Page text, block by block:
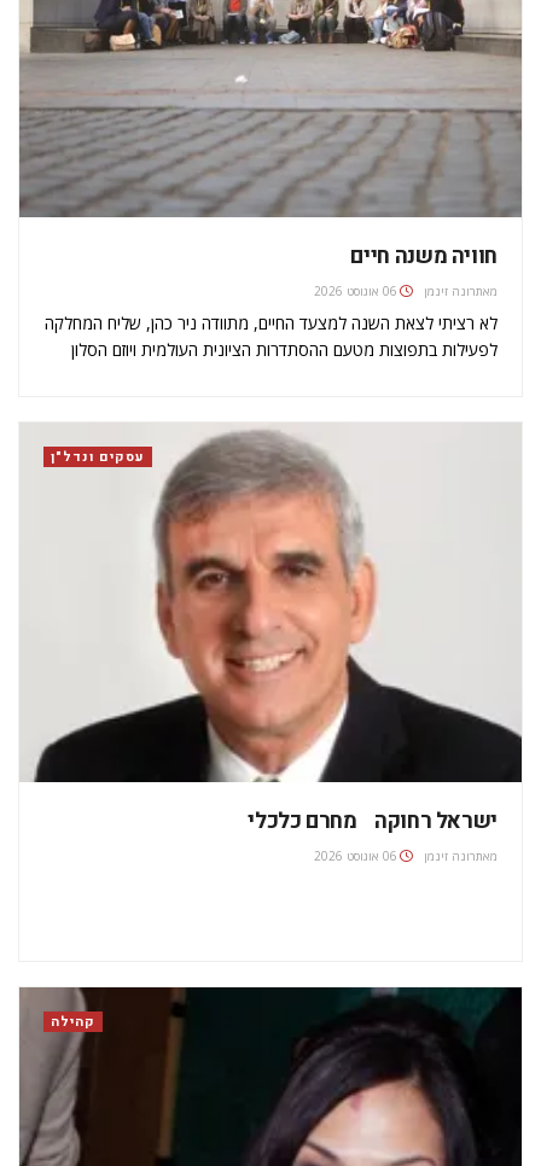
חוויה משנה חיים
מאתרונה זינמן 06 אוגוסט 2026
לא רציתי לצאת השנה למצעד החיים, מתוודה ניר כהן, שליח המחלקה
לפעילות בתפוצות מטעם ההסתדרות הציונית העולמית ויוזם הסלון
והציע לי לצאת,…
עסקים ונדל"ן
ישראל רחוקה מחרם כלכלי
מאתרונה זינמן 06 אוגוסט 2026
קהילה